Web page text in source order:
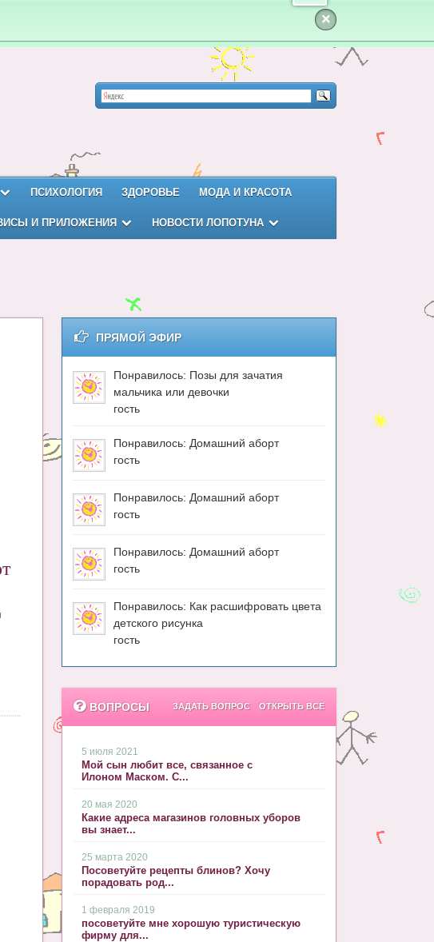
×
ПСИХОЛОГИЯ ЗДОРОВЬЕ МОДА И КРАСОТА
И ПРИЛОЖЕНИЯ НОВОСТИ ЛОПОТУНА
ПРЯМОЙ ЭФИР
Понравилось: Позы для зачатия
мальчика или девочки
гость
Понравилось: Домашний аборт
гость
Понравилось: Домашний аборт
гость
Понравилось: Домашний аборт
гость
Понравилось: Как расшифровать цвета
детского рисунка
гость
ВОПРОСЫ ОТКРЫТЬ ВСЕ
ЗАДАТЬ ВОПРОС
5 июля 2021
Мой сын любит все, связанное с
Илоном Маском. С...
20 мая 2020
Какие адреса магазинов головных уборов
вы знает...
25 марта 2020
Посоветуйте рецепты блинов? Хочу
порадовать род...
1 февраля 2019
посоветуйте мне хорошую туристическую
фирму для...